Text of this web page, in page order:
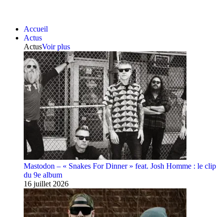
Accueil
Actus
ActusVoir plus
Mastodon – « Snakes For Dinner » feat. Josh Homme : le clip
du 9e album
16 juillet 2026